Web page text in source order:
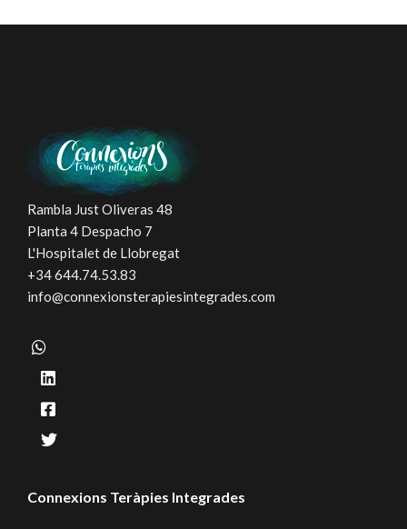
Rambla Just Oliveras 48
Planta 4 Despacho 7
L'Hospitalet de Llobregat
+34 644.74.53.83
info@connexionsterapiesintegrades.com
Connexions Teràpies Integrades